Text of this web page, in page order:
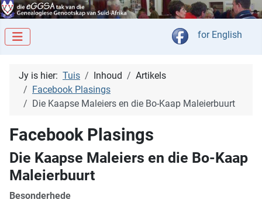
Kies jou taal
for English
Jy is hier: Tuis Inhoud
Artikels
Facebook Plasings
Die Kaapse Maleiers en die Bo-Kaap Maleierbuurt
Facebook Plasings
Die Kaapse Maleiers en die Bo-Kaap
Maleierbuurt
Besonderhede